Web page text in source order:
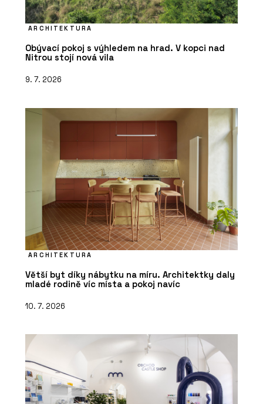
ARCHITEKTURA
Obývací pokoj s výhledem na hrad. V kopci nad
Nitrou stojí nová vila
9. 7. 2026
ARCHITEKTURA
Větší byt díky nábytku na míru. Architektky daly
mladé rodině víc místa a pokoj navíc
10. 7. 2026